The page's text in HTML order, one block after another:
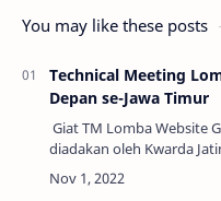
You may like these posts
Technical Meeting
Depan se-Jawa Timur
Giat TM Lomba Website
diadakan oleh Kwarda
tertib dan lancar. Dalam
peserta setelah